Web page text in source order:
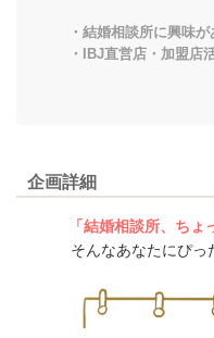
・結婚相談所に興味が
・IBJ直営店・加盟店
企画詳細
「結婚相談所、ち
そんなあなたにぴっ